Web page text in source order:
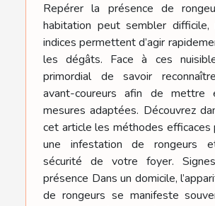
Repérer la présence de
habitation peut sembler difficile,
indices permettent d’agir
les dégâts. Face à ces
primordial de savoir
avant-coureurs afin de mettre
mesures adaptées. Découvrez
cet article les méthodes efficaces
une infestation de rongeurs
sécurité de votre foyer.
présence Dans un domicile,
de rongeurs se manifeste